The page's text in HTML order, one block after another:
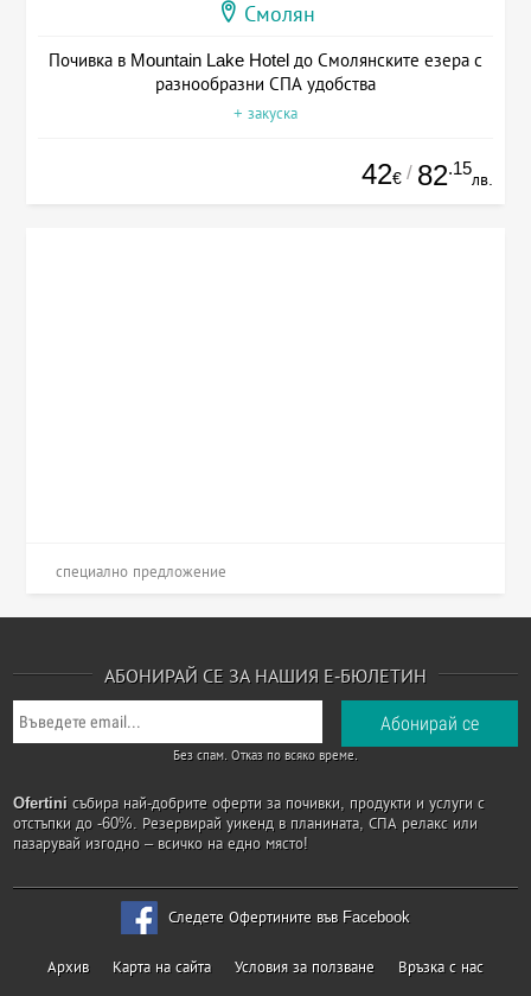
Смолян
Почивка в Mountain Lake Hotel до Смолянските езера с
разнообразни СПА удобства
+ закуска
42€ / 82.15
лв.
специално предложение
АБОНИРАЙ СЕ ЗА НАШИЯ Е-БЮЛЕТИН
Без спам. Отказ по всяко време.
Ofertini събира най-добрите оферти за почивки, продукти и услуги с
отстъпки до -60%. Резервирай уикенд в планината, СПА релакс или
пазарувай изгодно – всичко на едно място!
Следете Офертините във Facebook
Архив Карта на сайта Условия за ползване Връзка с нас